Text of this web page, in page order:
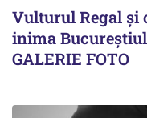
Vulturul Regal și
inima
GALERIE FOTO